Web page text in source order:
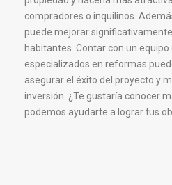
compradores o inquilinos.
puede mejorar
habitantes. Contar con un
especializados en reformas
asegurar el éxito del proyecto y
inversión. ¿Te gustaría conocer
podemos ayudarte a lograr tus